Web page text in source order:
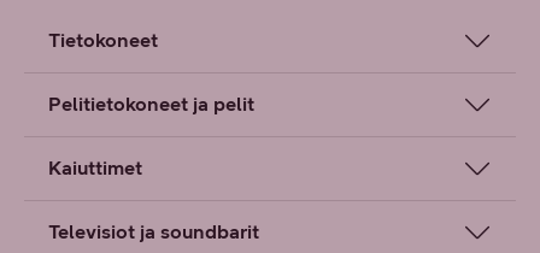
Tietokoneet
Pelitietokoneet ja pelit
Kaiuttimet
Televisiot ja soundbarit